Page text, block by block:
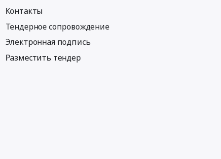
Контакты
Тендерное сопровождение
Электронная подпись
Разместить тендер